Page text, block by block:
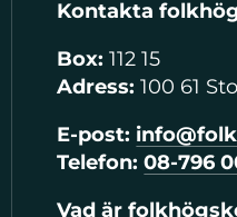
Kontakta
Box:112 15
Adress: 100 61
E-post:
Telefon: 08-796
Vad är